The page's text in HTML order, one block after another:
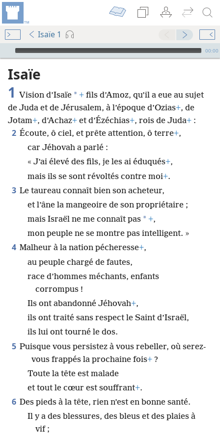
Isaïe 1
Audio Player
00:00
Isaïe
1 Vision d’Isaïe * + fils d’Amoz, qu’il a eue au sujet
de Juda et de Jérusalem, à l’époque d’Ozias+, de
Jotam+, d’Achaz+ et d’Ézéchias+, rois de Juda+ :
2 Écoute, ô ciel, et prête attention, ô terre+,
car Jéhovah a parlé :
« J’ai élevé des fils, je les ai éduqués+,
mais ils se sont révoltés contre moi+.
3 Le taureau connaît bien son acheteur,
et l’âne la mangeoire de son propriétaire ;
mais Israël ne me connaît pas * +,
mon peuple ne se montre pas intelligent. »
4 Malheur à la nation pécheresse+,
au peuple chargé de fautes,
race d’hommes méchants, enfants
corrompus !
Ils ont abandonné Jéhovah+,
ils ont traité sans respect le Saint d’Israël,
ils lui ont tourné le dos.
5 Puisque vous persistez à vous rebeller, où serez-
vous frappés la prochaine fois+ ?
Toute la tête est malade
et tout le cœur est souffrant+.
6 Des pieds à la tête, rien n’est en bonne santé.
Il y a des blessures, des bleus et des plaies à
vif ;